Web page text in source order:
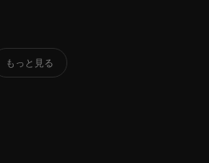
もっと見る